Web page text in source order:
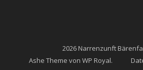
2026 Narrenzunft
Ashe Theme von WP Royal.